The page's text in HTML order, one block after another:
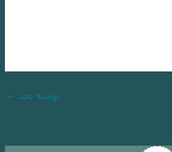
نوشته بعد ←